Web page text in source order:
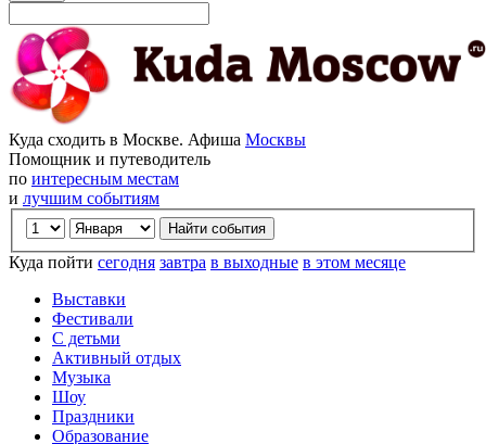
Куда сходить в Москве. Афиша Москвы
Помощник и путеводитель
по интересным местам
и лучшим событиям
Куда пойти сегодня завтра в выходные в этом месяце
Выставки
Фестивали
С детьми
Активный отдых
Музыка
Шоу
Праздники
Образование